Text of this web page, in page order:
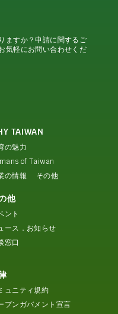
ますか？申請に関するご
気軽にお問い合わせくだ
TAIWAN
の魅力
of Taiwan
の情報
その他
他
ント
ース．お知らせ
窓口
ュニティ規約
プンガバメント宣言